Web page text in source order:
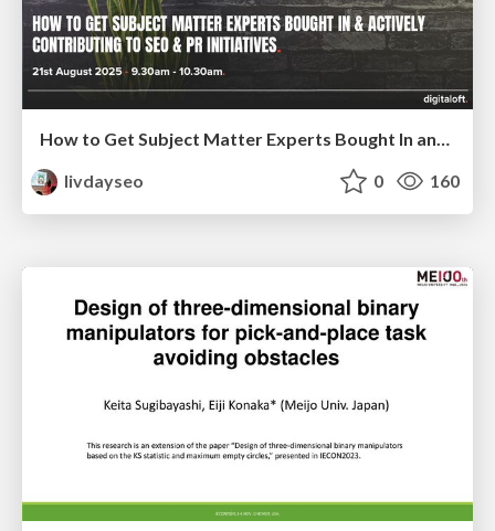
How to Get Subject Matter Experts Bought In and Actively Contributing to SEO & PR Initiatives.
livdayseo
0 160